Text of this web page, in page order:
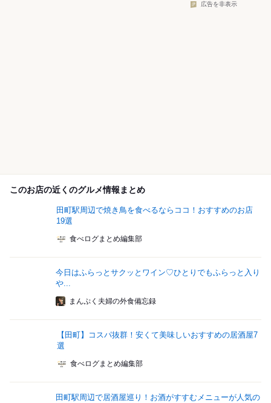
広告を非表示
このお店の近くのグルメ情報まとめ
田町駅周辺で焼き鳥を食べるならココ！おすすめのお店
19選
食べログまとめ編集部
今日はふらっとサクッとワイン♡ひとりでもふらっと入り
や...
まんぷく夫婦の外食備忘録
【田町】コスパ抜群！安くて美味しいおすすめの居酒屋7
選
食べログまとめ編集部
田町駅周辺で居酒屋巡り！お酒がすすむメニューが人気の